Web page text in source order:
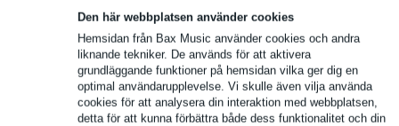
Den här webbplatsen använder cookies
Hemsidan från Bax Music använder cookies och andra
liknande tekniker. De används för att aktivera
grundläggande funktioner på hemsidan vilka ger dig en
optimal användarupplevelse. Vi skulle även vilja använda
cookies för att analysera din interaktion med webbplatsen,
detta för att kunna förbättra både dess funktionalitet och din
Fullständiga specifikationer